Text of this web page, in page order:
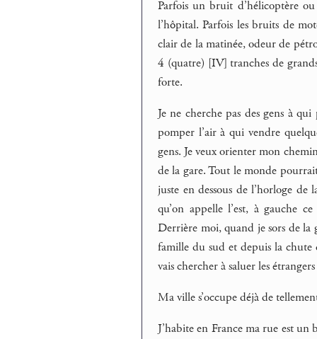
Parfois un bruit d’hélicoptère
l’hôpital. Parfois les bruits de
clair de la matinée, odeur de
4 (quatre) [IV] tranches de
forte.
Je ne cherche pas des gens à
pomper l’air à qui vendre
gens. Je veux orienter mon
de la gare. Tout le monde
juste en dessous de l’horloge
qu’on appelle l’est, à gauche
Derrière moi, quand je sors de la
famille du sud et depuis la chute
vais chercher à saluer les
Ma ville s’occupe déjà de
J’habite en France ma rue est